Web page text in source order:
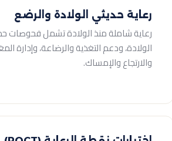
رعاية حديثي الولادة والرضع
رعاية شاملة منذ الولادة تشمل فحوصات
الولادة، ودعم التغذية والرضاعة، وإدارة
والارتجاع والإمساك.